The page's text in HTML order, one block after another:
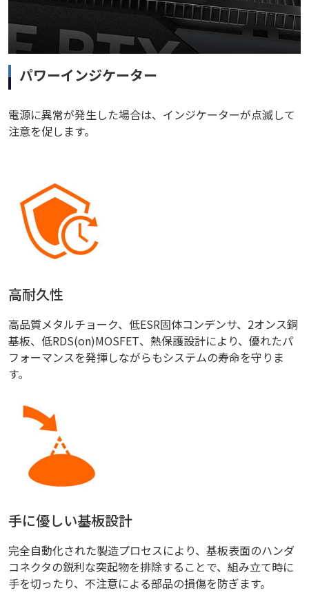
パワーインジケーター
電源に異常が発生した場合は、インジケーターが点滅して
注意を促します。
高耐久性
高品質メタルチョーク、低ESR固体コンデンサ、2オンス銅
基板、低RDS(on)MOSFET、熱保護設計により、優れたパ
フォーマンスを発揮しながらもシステムの寿命を守りま
す。
手に優しい基板設計
完全自動化された製造プロセスにより、基板表面のハンダ
コネクタの鋭利な突起物を排除することで、組み立て時に
手を切ったり、不注意による部品の損傷を防ぎます。